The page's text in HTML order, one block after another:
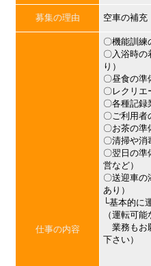
募集の理由 空車の補充
仕事の内容
〇機能訓練
〇入浴時の
り）
〇昼食の準
〇レクリエ
〇各種記録
〇ご利用者
〇お茶の準
〇清掃や消
〇翌日の準
営など）
〇送迎車の
あり）
└基本的に
（運転可
業務もお
下さい）